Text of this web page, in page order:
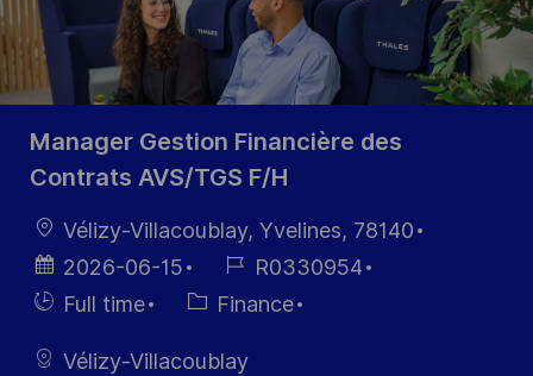
Manager Gestion Financière des
Contrats AVS/TGS F/H
Ort Vélizy-Villacoublay, Yvelines, 78140
Datum der
Veröffentlichung
2026-06-15
Job-
ID
R0330954
Einstellunngstyp
Full time Kategorie
Finance
Vélizy-Villacoublay